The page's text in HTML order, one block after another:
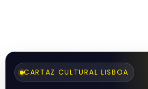
CARTAZ CULTURAL LISBOA